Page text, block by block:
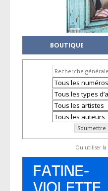
BOUTIQUE
Ou utiliser la